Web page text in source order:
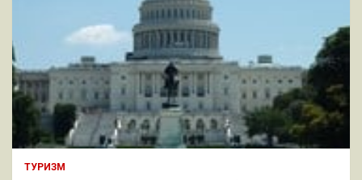
ТУРИЗМ